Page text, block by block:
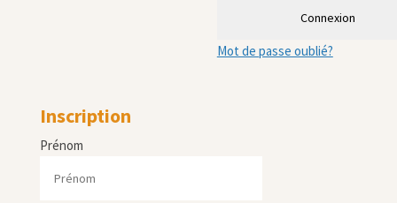
Connexion
Mot de passe oublié?
Inscription
Prénom